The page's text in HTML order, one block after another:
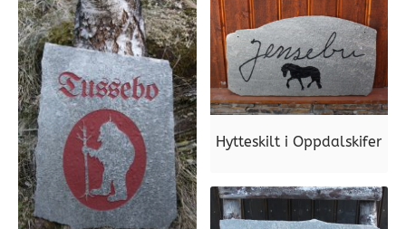
Hytteskilt i Oppdalskifer